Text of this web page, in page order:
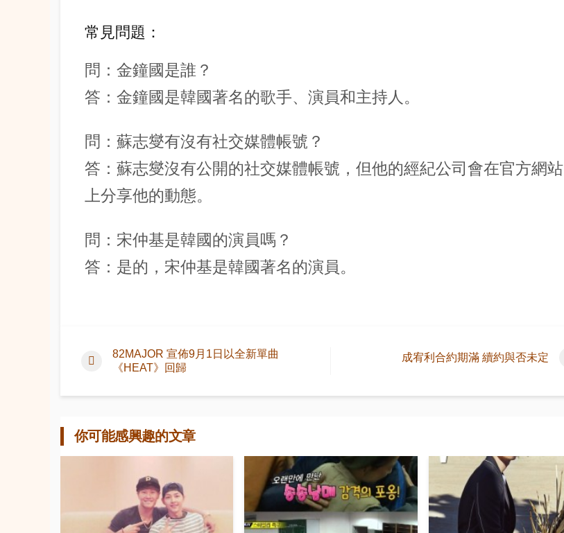
常見問題：
問：金鐘國是誰？
答：金鐘國是韓國著名的歌手、演員和主持人。
問：蘇志燮有沒有社交媒體帳號？
答：蘇志燮沒有公開的社交媒體帳號，但他的經紀公司會在官方網站
上分享他的動態。
問：宋仲基是韓國的演員嗎？
答：是的，宋仲基是韓國著名的演員。
82MAJOR 宣佈9月1日以全新單曲
《HEAT》回歸
成宥利合約期滿 續約與否未定
你可能感興趣的文章